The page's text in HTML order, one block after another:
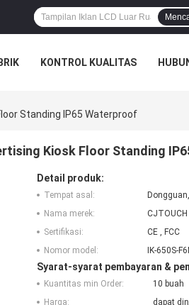
KONTROL KUALITAS
Standing IP65 Waterproof
Kiosk Floor Standing
Detail produk:
Tempat asal:
Nama merek:
CJTOUCH
Sertifikasi:
CE , FCC
Nomor model:
IK-650S-
Syarat-syarat pembayaran &
Kuantitas min Order:
10 buah
Harga:
dapat